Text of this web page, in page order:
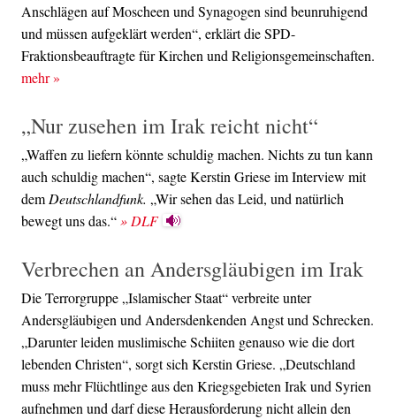
Anschlägen auf Moscheen und Synagogen sind beunruhigend
und müssen aufgeklärt werden“, erklärt die SPD-
Fraktionsbeauftragte für Kirchen und Religionsgemeinschaften.
mehr»
„Nur zusehen im Irak reicht nicht“
„Waffen zu liefern könnte schuldig machen. Nichts zu tun kann
auch schuldig machen“, sagte Kerstin Griese im Interview mit
demDeutschlandfunk. „Wir sehen das Leid, und natürlich
bewegt uns das.“» DLF
Verbrechen an Andersgläubigen im Irak
Die Terrorgruppe „Islamischer Staat“ verbreite unter
Andersgläubigen und Andersdenkenden Angst und Schrecken.
„Darunter leiden muslimische Schiiten genauso wie die dort
lebenden Christen“, sorgt sich Kerstin Griese. „Deutschland
muss mehr Flüchtlinge aus den Kriegsgebieten Irak und Syrien
aufnehmen und darf diese Herausforderung nicht allein den